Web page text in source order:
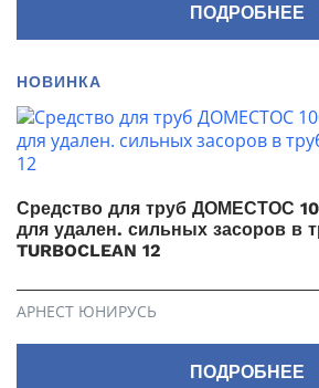
ПОДРОБНЕЕ
НОВИНКА
Средство для труб ДОМЕСТОС
для удален. сильных засоров в
TURBOCLEAN 12
АРНЕСТ ЮНИРУСЬ
ПОДРОБНЕЕ